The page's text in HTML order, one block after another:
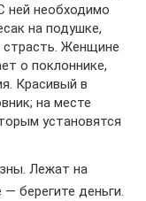
ней необходимо
на подушке,
Женщине
о поклоннике,
Красивый в
на месте
установятся
Лежат на
берегите деньги.